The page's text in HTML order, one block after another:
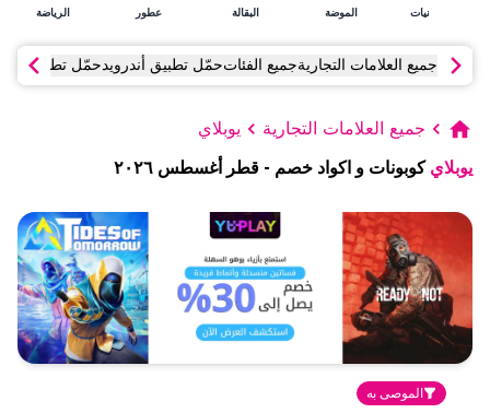
الإلكترونيات الموضة البقالة عطور الرياضة
جميع العلامات التجاريةجميع الفئاتحمّل تطبيق أندرويدحمّل تطبيق آي
جميع العلامات التجارية يوبلاي
يوبلاي كوبونات و اكواد خصم - قطر أغسطس ٢٠٢٦
الموصى به